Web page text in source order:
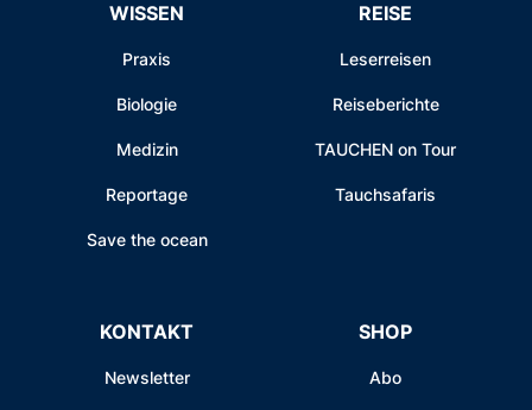
WISSEN
Praxis
Biologie
Medizin
Reportage
Save the ocean
REISE
Leserreisen
Reiseberichte
TAUCHEN on Tour
Tauchsafaris
KONTAKT
Newsletter
SHOP
Abo